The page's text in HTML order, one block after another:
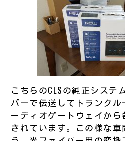
こちらのCLSの純正システ
バーで伝送してトランク
ーディオゲートウェイか
されています。この様な車